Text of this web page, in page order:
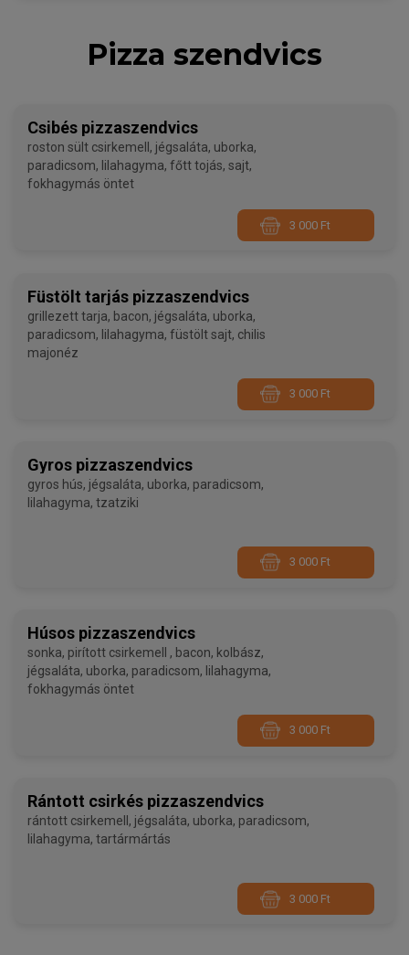
Pizza szendvics
Csibés pizzaszendvics
roston sült csirkemell, jégsaláta, uborka,
paradicsom, lilahagyma, főtt tojás, sajt,
fokhagymás öntet
3 000 Ft
Füstölt tarjás pizzaszendvics
grillezett tarja, bacon, jégsaláta, uborka,
paradicsom, lilahagyma, füstölt sajt, chilis
majonéz
3 000 Ft
Gyros pizzaszendvics
gyros hús, jégsaláta, uborka, paradicsom,
lilahagyma, tzatziki
3 000 Ft
Húsos pizzaszendvics
sonka, pirított csirkemell , bacon, kolbász,
jégsaláta, uborka, paradicsom, lilahagyma,
fokhagymás öntet
3 000 Ft
Rántott csirkés pizzaszendvics
rántott csirkemell, jégsaláta, uborka, paradicsom,
lilahagyma, tartármártás
3 000 Ft